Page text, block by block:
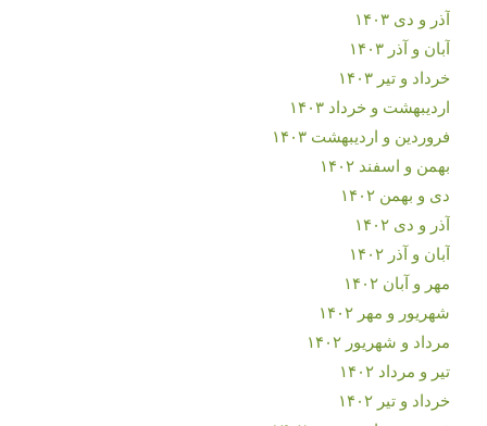
آذر و دی ۱۴۰۳
آبان و آذر ۱۴۰۳
خرداد و تیر ۱۴۰۳
اردیبهشت و خرداد ۱۴۰۳
فروردین و اردیبهشت ۱۴۰۳
بهمن و اسفند ۱۴۰۲
دی و بهمن ۱۴۰۲
آذر و دی ۱۴۰۲
آبان و آذر ۱۴۰۲
مهر و آبان ۱۴۰۲
شهریور و مهر ۱۴۰۲
مرداد و شهریور ۱۴۰۲
تیر و مرداد ۱۴۰۲
خرداد و تیر ۱۴۰۲